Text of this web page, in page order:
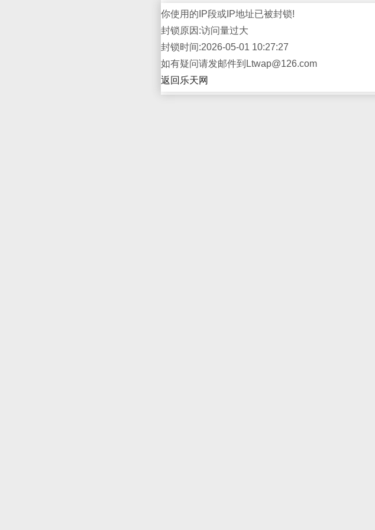
你使用的IP段或IP地址已被封锁!
封锁原因:访问量过大
封锁时间:2026-05-01 10:27:27
如有疑问请发邮件到Ltwap@126.com
返回乐天网